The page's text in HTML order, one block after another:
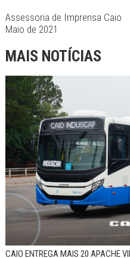
Assessoria de Imprensa Caio
Maio de 2021
MAIS NOTÍCIAS
CAIO ENTREGA MAIS 20 APACHE